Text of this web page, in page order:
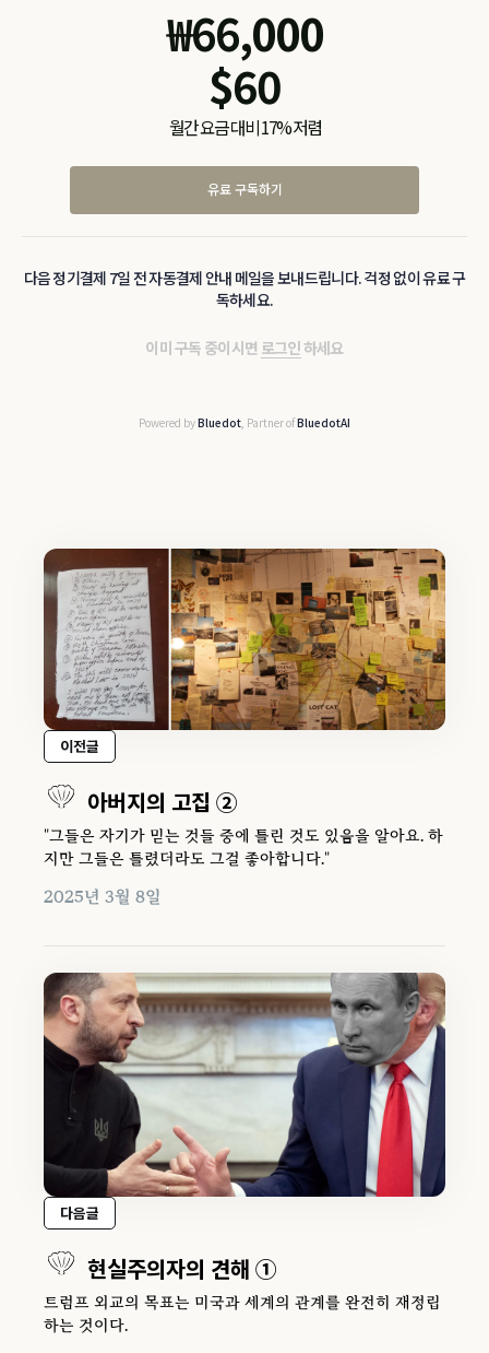
₩66,000
$60
월간 요금 대비 17% 저렴
유료 구독하기
다음 정기결제 7일 전 자동결제 안내 메일을 보내드립니다. 걱정 없이 유료 구
독하세요.
이미 구독 중이시면 로그인 하세요
Powered byBluedot, Partner ofBluedotAI
이전글
아버지의 고집 ②
"그들은 자기가 믿는 것들 중에 틀린 것도 있음을 알아요. 하
지만 그들은 틀렸더라도 그걸 좋아합니다."
2025년 3월 8일
다음글
현실주의자의 견해 ①
트럼프 외교의 목표는 미국과 세계의 관계를 완전히 재정립
하는 것이다.